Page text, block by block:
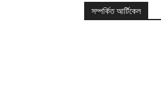
সম্পর্কিত আর্টিকেল